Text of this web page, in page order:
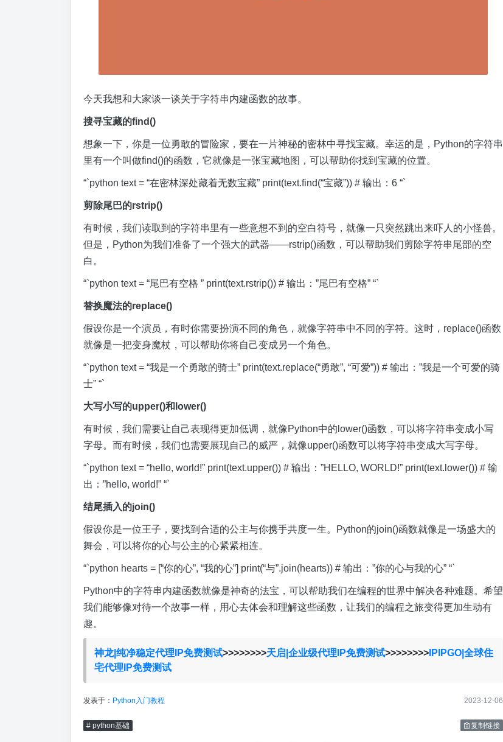
今天我想和大家谈一谈关于字符串内建函数的故事。
搜寻宝藏的find()
想象一下，你是一位勇敢的冒险家，要在一片神秘的密林中寻找宝藏。幸运的是，Python的字符串
里有一个叫做find()的函数，它就像是一张宝藏地图，可以帮助你找到宝藏的位置。
“`python text = “在密林深处藏着无数宝藏” print(text.find(“宝藏”)) # 输出：6 “`
剪除尾巴的rstrip()
有时候，我们读取到的字符串里有一些意想不到的空白符号，就像一只突然跳出来吓人的小怪兽。
但是，Python为我们准备了一个强大的武器——rstrip()函数，可以帮助我们剪除字符串尾部的空
白。
“`python text = “尾巴有空格 ” print(text.rstrip()) # 输出：”尾巴有空格” “`
替换魔法的replace()
假设你是一个演员，有时你需要扮演不同的角色，就像字符串中不同的字符。这时，replace()函数
就像是一把变身魔杖，可以帮助你将自己变成另一个角色。
“`python text = “我是一个勇敢的骑士” print(text.replace(“勇敢”, “可爱”)) # 输出：”我是一个可爱的骑
士” “`
大写小写的upper()和lower()
有时候，我们需要让自己表现得更加低调，就像Python中的lower()函数，可以将字符串变成小写
字母。而有时候，我们也需要展现自己的威严，就像upper()函数可以将字符串变成大写字母。
“`python text = “hello, world!” print(text.upper()) # 输出：”HELLO, WORLD!” print(text.lower()) # 输
出：”hello, world!” “`
结尾插入的join()
假设你是一位王子，要找到合适的公主与你携手共度一生。Python的join()函数就像是一场盛大的
舞会，可以将你的心与公主的心紧紧相连。
“`python hearts = [“你的心”, “我的心”] print(“与”.join(hearts)) # 输出：”你的心与我的心” “`
Python中的字符串内建函数就像是神奇的法宝，可以帮助我们在编程的世界中解决各种难题。希望
我们能够像对待一个故事一样，用心去体会和理解这些函数，让我们的编程之旅变得更加生动有
趣。
神龙|纯净稳定代理IP免费测试>>>>>>>>天启|企业级代理IP免费测试>>>>>>>>IPIPGO|全球住
宅代理IP免费测试
发表于： Python入门教程 2023-12-06
# python基础 复制链接